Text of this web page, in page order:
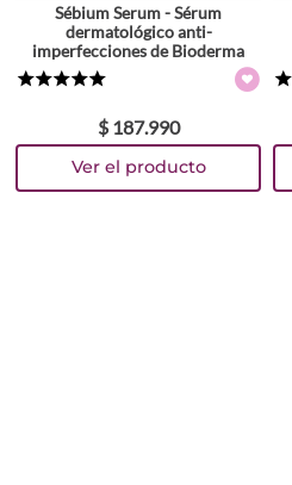
Sébium Serum - Sérum
dermatológico anti-
imperfecciones de Bioderma
$ 187.990